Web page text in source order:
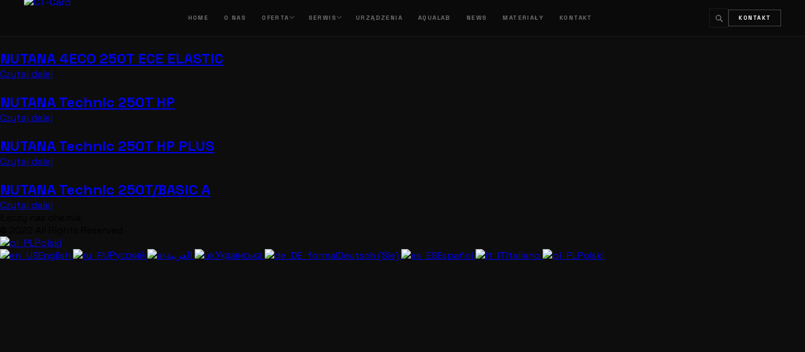
Przejdź
HOME O NAS OFERTA SERWIS URZĄDZENIA AQUALAB NEWS MATERIAŁY KONTAKT KONTAKT
NUTANA 4ECO 250T ECE ELASTIC
Czytaj dalej
NUTANA Technic 250T HP
Czytaj dalej
NUTANA Technic 250T HP PLUS
Czytaj dalej
NUTANA Technic 250T/BASIC A
Czytaj dalej
Polski
English
Русский Українська Deutsch (Sie) Español Italiano Polski